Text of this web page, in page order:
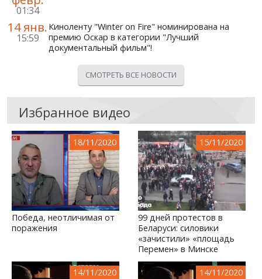
01:34
14 янв.
15:59
Киноленту "Winter on Fire" номинирована на
премию Оскар в категории "Лучший
документальный фильм"!
СМОТРЕТЬ ВСЕ НОВОСТИ
Избранное видео
18/11/2020
Победа, неотличимая от
поражения
15/11/2020
99 дней протестов в
Беларуси: силовики
«зачистили» «площадь
Перемен» в Минске
14/11/2020 14/11/2020